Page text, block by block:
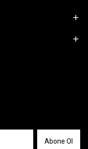
Abone Ol